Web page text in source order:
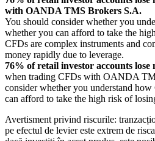
with OANDA TMS Brokers S.A.
You should consider whether you
whether you can afford to take the
CFDs are complex instruments and
money rapidly due to leverage.
76% of retail investor accounts lose
when trading CFDs with OANDA
consider whether you understand
can afford to take the high risk of
Avertisment privind riscurile:
pe efectul de levier este extrem de